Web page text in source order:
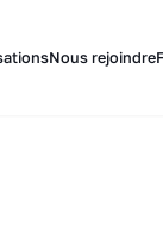
Nous rejoindre